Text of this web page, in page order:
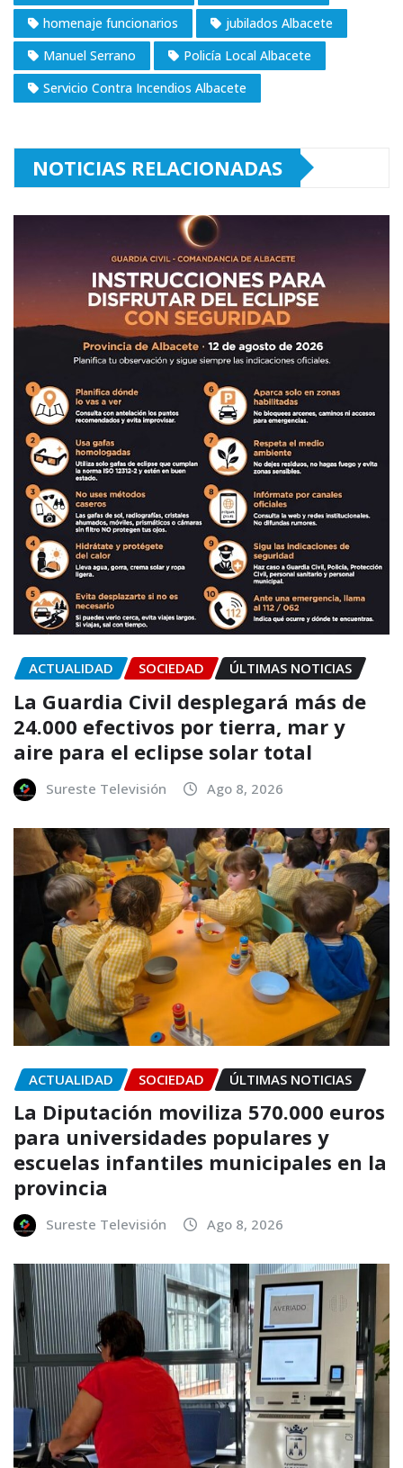
homenaje funcionarios
jubilados Albacete
Manuel Serrano
Policía Local Albacete
Servicio Contra Incendios Albacete
NOTICIAS RELACIONADAS
ACTUALIDAD SOCIEDAD ÚLTIMAS NOTICIAS
La Guardia Civil desplegará más de
24.000 efectivos por tierra, mar y
aire para el eclipse solar total
Sureste Televisión Ago 8, 2026
ACTUALIDAD SOCIEDAD ÚLTIMAS NOTICIAS
La Diputación moviliza 570.000 euros
para universidades populares y
escuelas infantiles municipales en la
provincia
Sureste Televisión Ago 8, 2026